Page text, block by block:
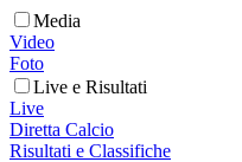
Media
Video
Foto
Live e Risultati
Live
Diretta Calcio
Risultati e Classifiche